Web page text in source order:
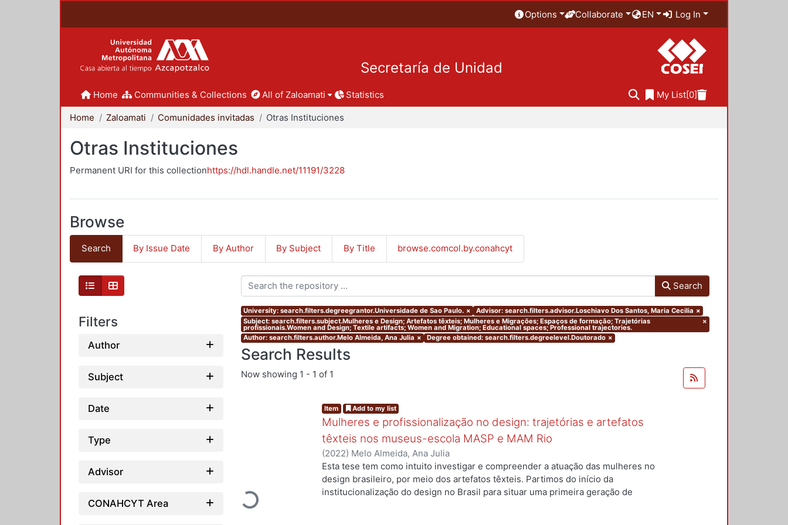
Options Collaborate EN Log In
Secretaría de Unidad
Home Communities & Collections All of Zaloamati Statistics My List[0]
Home Zaloamati Comunidades invitadas Otras Instituciones
Otras Instituciones
Permanent URI for this collectionhttps://hdl.handle.net/11191/3228
Browse
Search By Issue Date By Author By Subject By Title browse.comcol.by.conahcyt
Filters
Author
Subject
Date
Type
Advisor
CONAHCYT Area
Search
University: search.filters.degreegrantor.Universidade de Sao Paulo. × Advisor: search.filters.advisor.Loschiavo Dos Santos, Maria Cecilia ×
Subject: search.filters.subject.Mulheres e Design; Artefatos têxteis; Mulheres e Migrações; Espaços de formação; Trajetórias
profissionais.Women and Design; Textile artifacts; Women and Migration; Educational spaces; Professional trajectories.
×
Author: search.filters.author.Melo Almeida, Ana Julia × Degree obtained: search.filters.degreelevel.Doutorado ×
Search Results
Now showing 1 - 1 of 1
Loading...
Item Add to my list
Mulheres e profissionalização no design: trajetórias e artefatos
têxteis nos museus-escola MASP e MAM Rio
(2022) Melo Almeida, Ana Julia
Esta tese tem como intuito investigar e compreender a atuação das mulheres no
design brasileiro, por meio dos artefatos têxteis. Partimos do início da
institucionalização do design no Brasil para situar uma primeira geração de